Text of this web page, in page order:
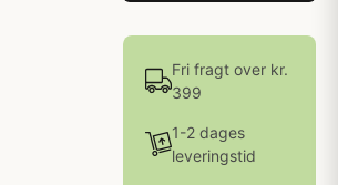
Fri fragt over kr.
399
1-2 dages
leveringstid